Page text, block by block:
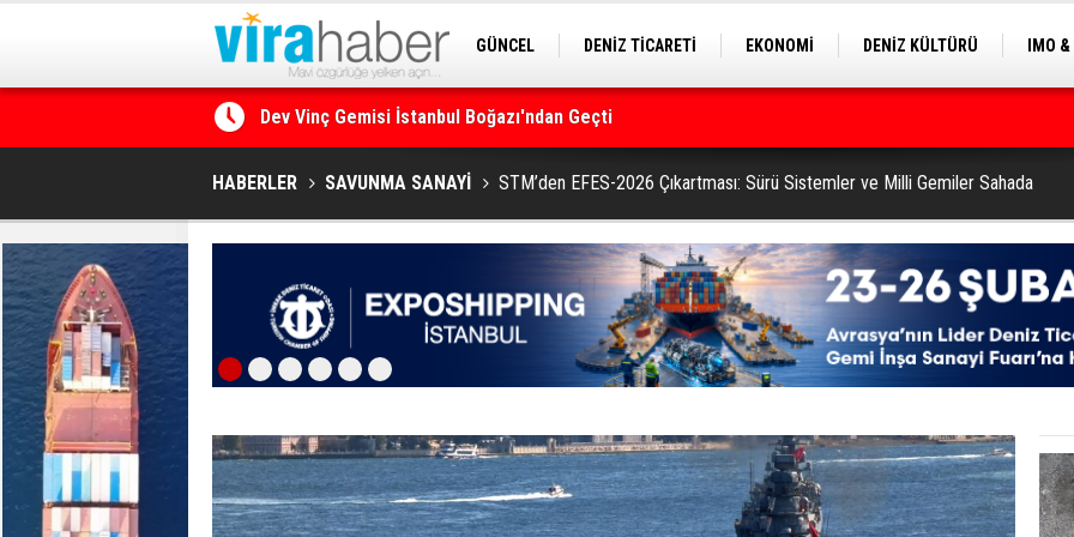
GÜNCEL DENİZ TİCARETİ EKONOMİ DENİZ KÜLTÜRÜ
IMO
Ege Denizi’nin En Büyük Mercan Ormanı
HABERLER SAVUNMA SANAYİ STM’den EFES-2026 Çıkartması: Sürü Sistemler ve Milli Gemiler Sahada